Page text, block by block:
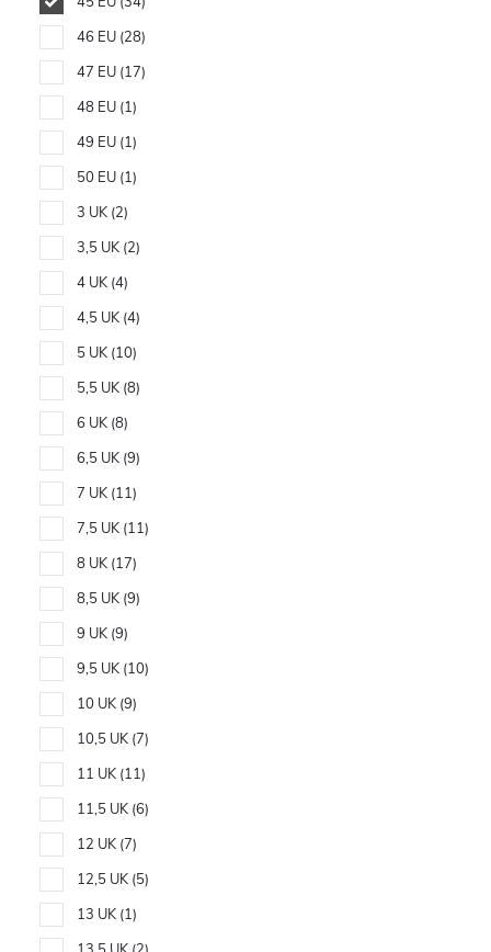
46 EU 28
47 EU 17
48 EU 1
49 EU 1
50 EU 1
3 UK 2
3,5 UK 2
4 UK 4
4,5 UK 4
5 UK 10
5,5 UK 8
6 UK 8
6,5 UK 9
7 UK 11
7,5 UK 11
8 UK 17
8,5 UK 9
9 UK 9
9,5 UK 10
10 UK 9
10,5 UK 7
11 UK 11
11,5 UK 6
12 UK 7
12,5 UK 5
13 UK 1